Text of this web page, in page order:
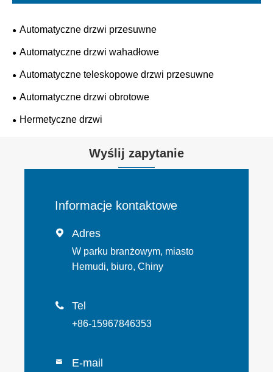
Automatyczne drzwi przesuwne
Automatyczne drzwi wahadłowe
Automatyczne teleskopowe drzwi przesuwne
Automatyczne drzwi obrotowe
Hermetyczne drzwi
Wyślij zapytanie
Informacje kontaktowe
 Adres
W parku branżowym, miasto
Hemudi, biuro, Chiny
 Tel
+86-15967846353
 E-mail